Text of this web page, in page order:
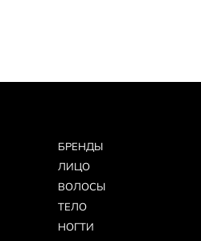
БPEНДЫ
ЛИЦО
ВОЛОСЫ
ТЕЛО
НОГТИ